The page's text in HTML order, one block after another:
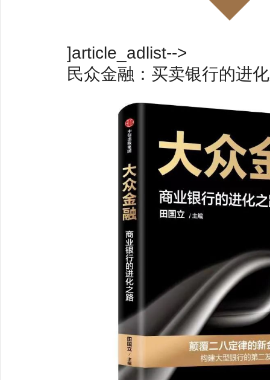
]article_adlist-->
民众金融：买卖银行的进